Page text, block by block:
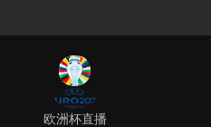
欧洲杯直播